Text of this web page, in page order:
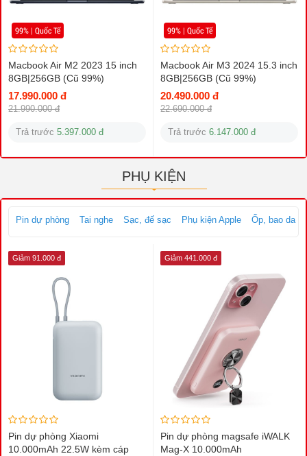
99% | Quốc Tế
Macbook Air M2 2023 15 inch
8GB|256GB (Cũ 99%)
17.990.000 đ
21.990.000 đ
Trả trước 5.397.000 đ
99% | Quốc Tế
Macbook Air M3 2024 15.3 inch
8GB|256GB (Cũ 99%)
20.490.000 đ
22.690.000 đ
Trả trước 6.147.000 đ
PHỤ KIỆN
Pin dự phòng Tai nghe Sạc, đế sạc Phụ kiện Apple Ốp, bao da
Giảm 91.000 đ
Pin dự phòng Xiaomi
10.000mAh 22.5W kèm cáp
Giảm 441.000 đ
Pin dự phòng magsafe iWALK
Mag-X 10.000mAh